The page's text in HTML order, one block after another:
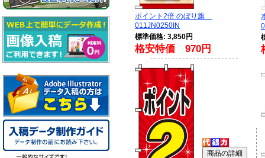
ポイント2倍 のぼり旗
011JN0250IN
標準価格: 3,850円
格安特価 970円